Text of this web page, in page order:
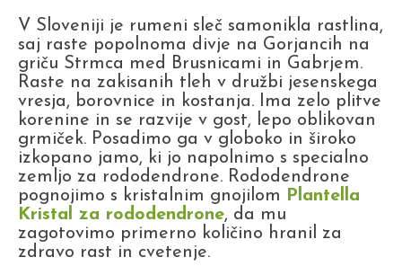
V Sloveniji je rumeni sleč samonikla rastlina,
saj raste popolnoma divje na Gorjancih na
griču Strmca med Brusnicami in Gabrjem.
Raste na zakisanih tleh v družbi jesenskega
vresja, borovnice in kostanja. Ima zelo plitve
korenine in se razvije v gost, lepo oblikovan
grmiček. Posadimo ga v globoko in široko
izkopano jamo, ki jo napolnimo s specialno
zemljo za rododendrone. Rododendrone
pognojimo s kristalnim gnojilom Plantella
Kristal za rododendrone, da mu
zagotovimo primerno količino hranil za
zdravo rast in cvetenje.